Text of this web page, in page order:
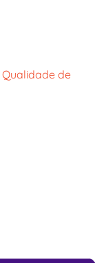
Qualidade de